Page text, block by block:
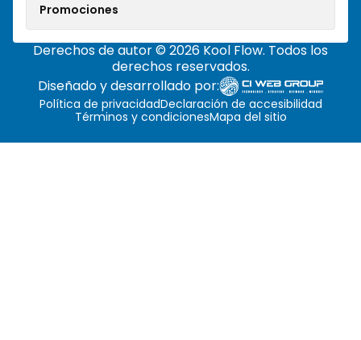
Promociones
Derechos de autor © 2026 Kool Flow. Todos los
derechos reservados.
Diseñado y desarrollado por:
Política de privacidadDeclaración de accesibilidad
Términos y condicionesMapa del sitio